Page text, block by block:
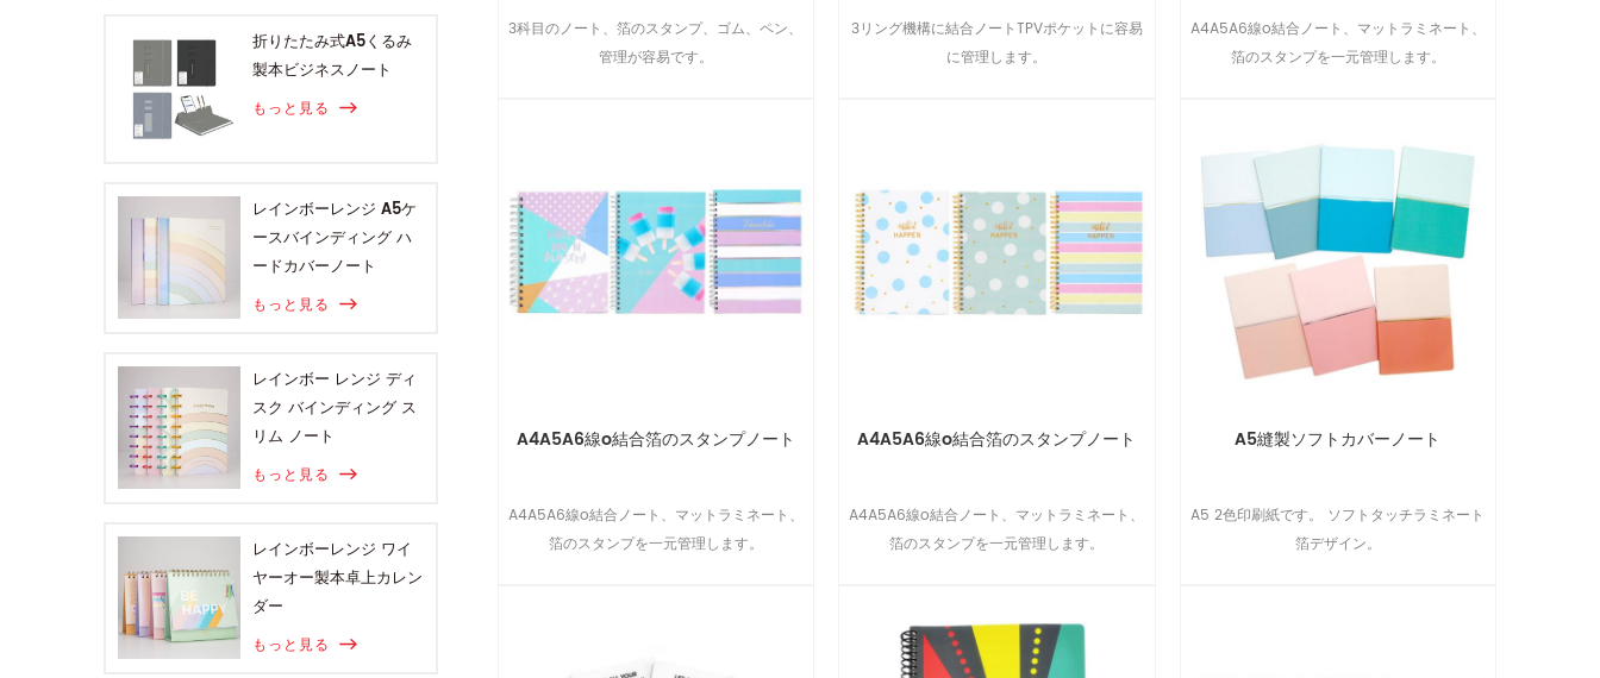
折りたたみ式A5くるみ
製本ビジネスノート
もっと見る
レインボーレンジ A5ケ
ースバインディング ハ
ードカバーノート
もっと見る
レインボー レンジ ディ
スク バインディング ス
リム ノート
もっと見る
レインボーレンジ ワイ
ヤーオー製本卓上カレン
ダー
もっと見る
3科目のノート、箔のスタンプ、ゴム、ペン、
管理が容易です。
3リング機構に結合ノートTPVポケットに容易
に管理します。
A4A5A6線o結合ノート、マットラミネート、
箔のスタンプを一元管理します。
A4A5A6線o結合箔のスタンプノート
A4A5A6線o結合ノート、マットラミネート、
箔のスタンプを一元管理します。
A4A5A6線o結合箔のスタンプノート
A4A5A6線o結合ノート、マットラミネート、
箔のスタンプを一元管理します。
A5縫製ソフトカバーノート
A5 2色印刷紙です。 ソフトタッチラミネート
箔デザイン。